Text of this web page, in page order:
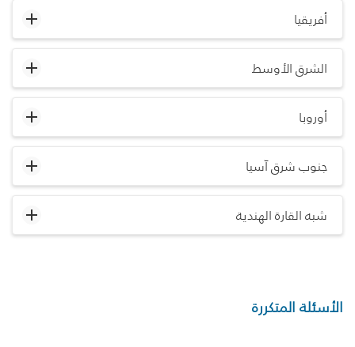
أفريقيا
الشرق الأوسط
أوروبا
جنوب شرق آسيا
شبه القارة الهندية
الأسئلة المتكررة